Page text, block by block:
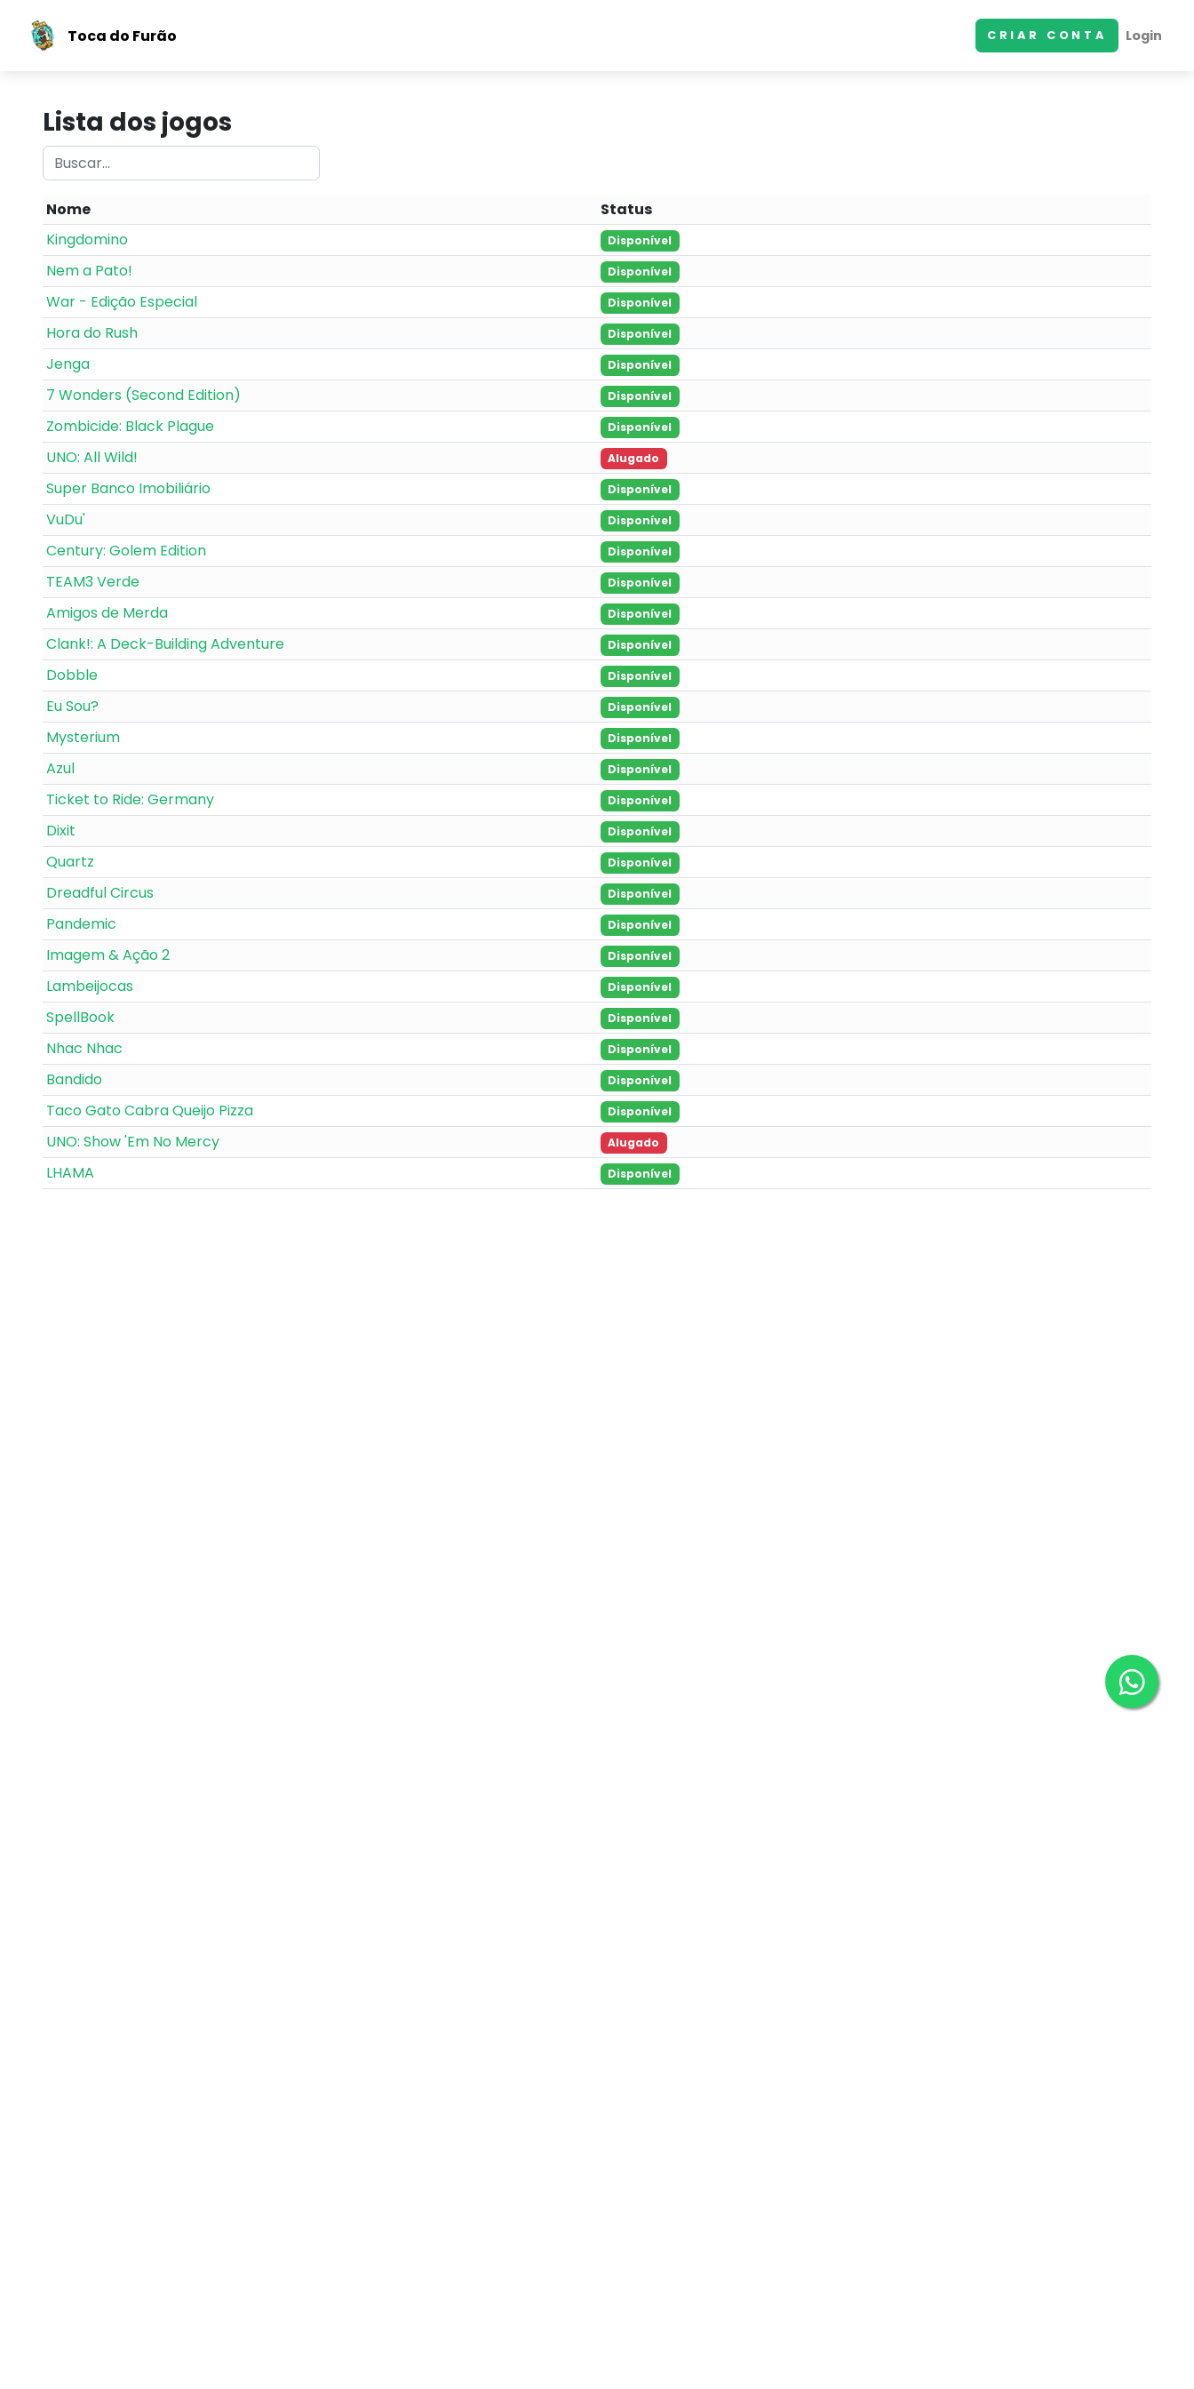
Toca do Furão CRIAR CONTA Login
Lista dos jogos
Nome
Status
Kingdomino
Disponível
Nem a Pato! Disponível
War - Edição Especial Disponível
Hora do Rush Disponível
Jenga Disponível
7 Wonders (Second Edition) Disponível
Zombicide: Black Plague Disponível
UNO: All Wild! Alugado
Super Banco Imobiliário Disponível
VuDu' Disponível
Century: Golem Edition Disponível
TEAM3 Verde Disponível
Amigos de Merda Disponível
Clank!: A Deck-Building Adventure Disponível
Dobble Disponível
Eu Sou? Disponível
Mysterium Disponível
Azul Disponível
Ticket to Ride: Germany Disponível
Dixit Disponível
Quartz Disponível
Dreadful Circus Disponível
Pandemic Disponível
Imagem & Ação 2 Disponível
Lambeijocas Disponível
SpellBook Disponível
Nhac Nhac Disponível
Bandido Disponível
Taco Gato Cabra Queijo Pizza Disponível
UNO: Show 'Em No Mercy Alugado
LHAMA Disponível